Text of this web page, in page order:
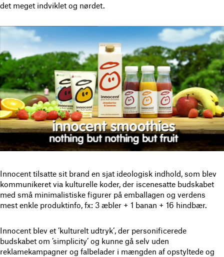
det meget indviklet og nørdet.
Innocent tilsatte sit brand en sjat ideologisk indhold, som blev
kommunikeret via kulturelle koder, der iscenesatte budskabet
med små minimalistiske figurer på emballagen og verdens
mest enkle produktinfo, fx: 3 æbler + 1 banan + 16 hindbær.
Innocent blev et ’kulturelt udtryk’, der personificerede
budskabet om ’simplicity’ og kunne gå selv uden
reklamekampagner og falbelader i mængden af opstyltede og